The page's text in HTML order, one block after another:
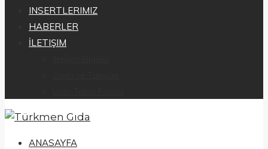
INSERTLERIMIZ
HABERLER
İLETIŞIM
ANASAYFA